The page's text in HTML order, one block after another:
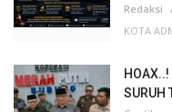
Informasi Journalism
Olahraga
Kesehatan
Redaksi
KOTA
HOAX..!
SURUH